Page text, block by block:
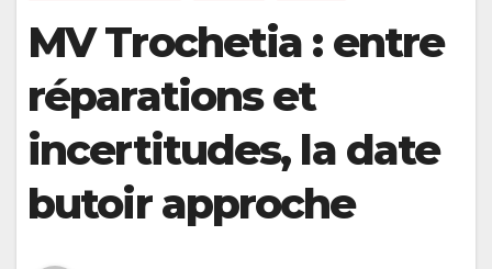
MV Trochetia : entre
réparations et
incertitudes, la date
butoir approche